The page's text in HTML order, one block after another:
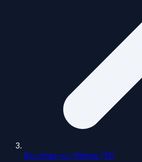
Bouches-du-Rhône (13)